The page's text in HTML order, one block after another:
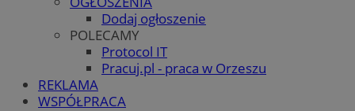
Dodaj ogłoszenie
POLECAMY
Protocol IT
Pracuj.pl - praca w Orzeszu
REKLAMA
WSPÓŁPRACA